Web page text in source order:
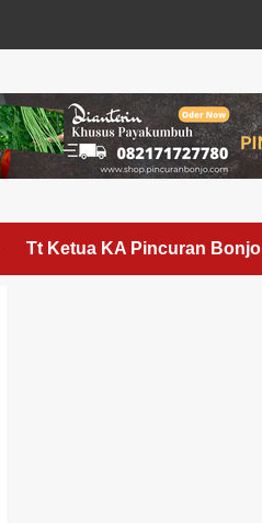
Tt Ketua KA Pincuran Bonjo